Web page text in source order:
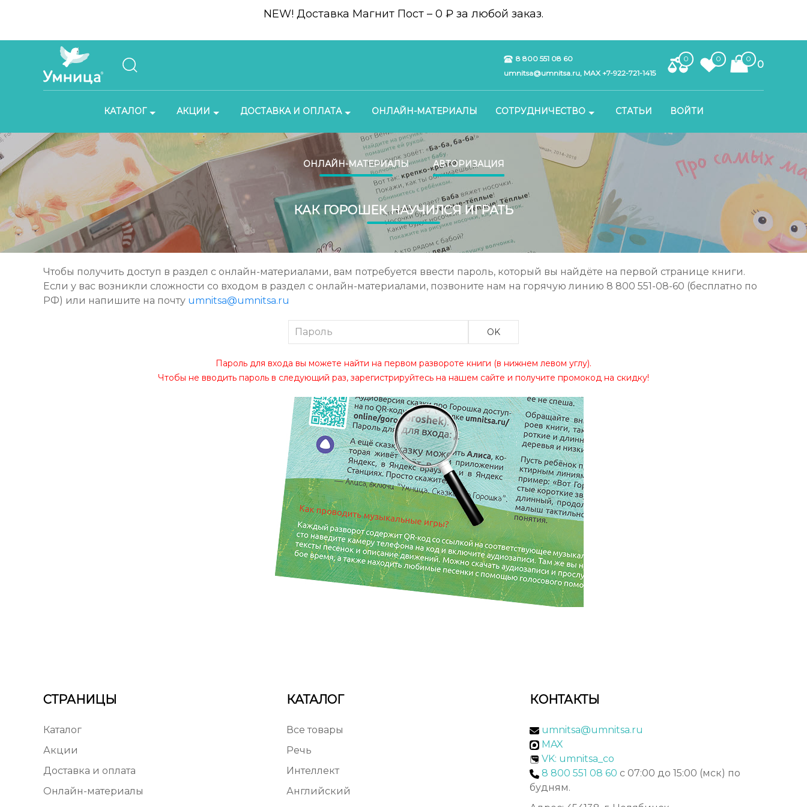
NEW! Доставка Магнит Пост – 0 ₽ за любой заказ.
8 800 551 08 60
umnitsa@umnitsa.ru, MAX +7-922-721-1415
0 0 0
0
КАТАЛОГ АКЦИИ ДОСТАВКА И ОПЛАТА ОНЛАЙН-МАТЕРИАЛЫ СОТРУДНИЧЕСТВО СТАТЬИ ВОЙТИ
ОНЛАЙН-МАТЕРИАЛЫ АВТОРИЗАЦИЯ
КАК ГОРОШЕК НАУЧИЛСЯ ИГРАТЬ
Чтобы получить доступ в раздел с онлайн-материалами, вам потребуется ввести пароль, который вы найдёте на первой странице книги.
Если у вас возникли сложности со входом в раздел с онлайн-материалами, позвоните нам на горячую линию 8 800 551-08-60 (бесплатно по
РФ) или напишите на почту umnitsa@umnitsa.ru
OK
Пароль для входа вы можете найти на первом развороте книги (в нижнем левом углу).
Чтобы не вводить пароль в следующий раз, зарегистрируйтесь на нашем сайте и получите промокод на скидку!
СТРАНИЦЫ
Каталог
Акции
Доставка и оплата
Онлайн-материалы
КАТАЛОГ
Все товары
Речь
Интеллект
Английский
КОНТАКТЫ
umnitsa@umnitsa.ru
MAX
VK: umnitsa_co
8 800 551 08 60 с 07:00 до 15:00 (мск) по
будням.